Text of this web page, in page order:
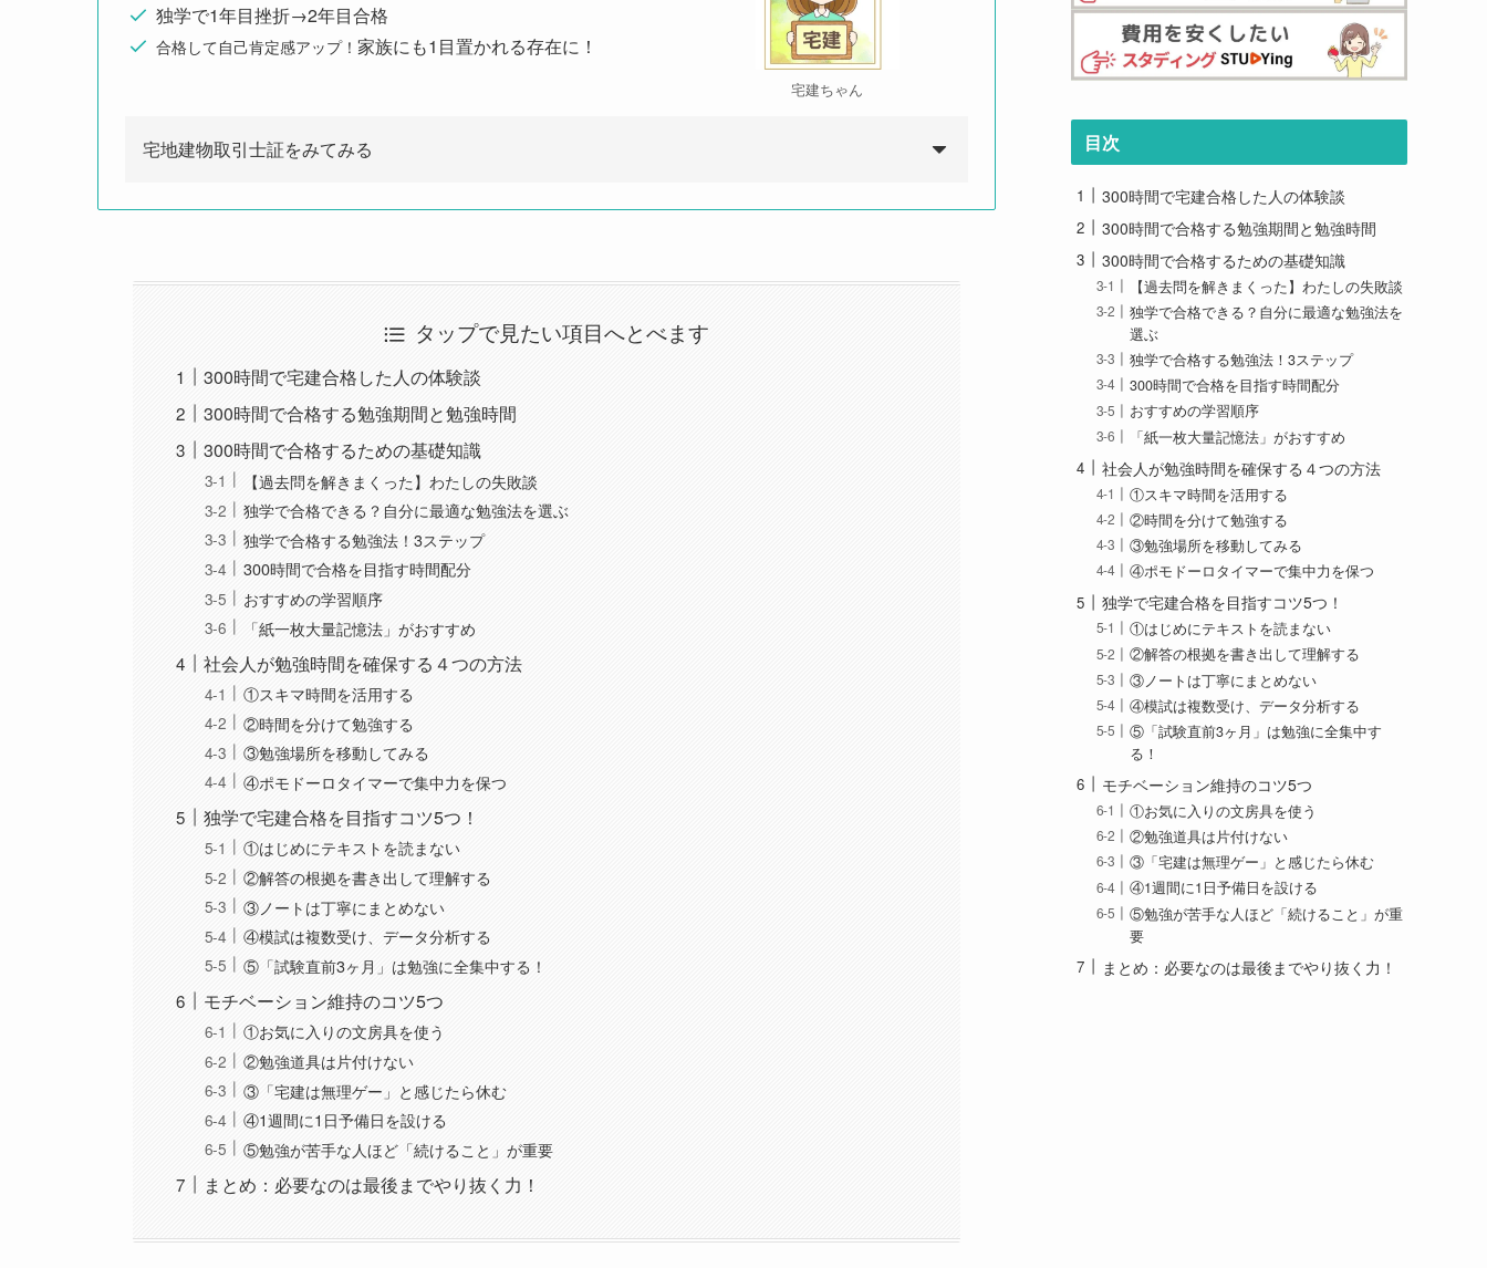
独学で1年目挫折→2年目合格
合格して自己肯定感アップ！ 家族にも1目置かれる存在に！
宅建ちゃん
宅地建物取引士証をみてみる
タップで見たい項目へとべます
300時間で宅建合格した人の体験談
300時間で合格する勉強期間と勉強時間
300時間で合格するための基礎知識
【過去問を解きまくった】わたしの失敗談
独学で合格できる？自分に最適な勉強法を選ぶ
独学で合格する勉強法！3ステップ
300時間で合格を目指す時間配分
おすすめの学習順序
「紙一枚大量記憶法」がおすすめ
社会人が勉強時間を確保する４つの方法
①スキマ時間を活用する
②時間を分けて勉強する
③勉強場所を移動してみる
④ポモドーロタイマーで集中力を保つ
独学で宅建合格を目指すコツ5つ！
①はじめにテキストを読まない
②解答の根拠を書き出して理解する
③ノートは丁寧にまとめない
④模試は複数受け、データ分析する
⑤「試験直前3ヶ月」は勉強に全集中する！
モチベーション維持のコツ5つ
①お気に入りの文房具を使う
②勉強道具は片付けない
③「宅建は無理ゲー」と感じたら休む
④1週間に1日予備日を設ける
⑤勉強が苦手な人ほど「続けること」が重要
まとめ：必要なのは最後までやり抜く力！
目次
300時間で宅建合格した人の体験談
300時間で合格する勉強期間と勉強時間
300時間で合格するための基礎知識
【過去問を解きまくった】わたしの失敗談
独学で合格できる？自分に最適な勉強法を
選ぶ
独学で合格する勉強法！3ステップ
300時間で合格を目指す時間配分
おすすめの学習順序
「紙一枚大量記憶法」がおすすめ
社会人が勉強時間を確保する４つの方法
①スキマ時間を活用する
②時間を分けて勉強する
③勉強場所を移動してみる
④ポモドーロタイマーで集中力を保つ
独学で宅建合格を目指すコツ5つ！
①はじめにテキストを読まない
②解答の根拠を書き出して理解する
③ノートは丁寧にまとめない
④模試は複数受け、データ分析する
⑤「試験直前3ヶ月」は勉強に全集中す
る！
モチベーション維持のコツ5つ
①お気に入りの文房具を使う
②勉強道具は片付けない
③「宅建は無理ゲー」と感じたら休む
④1週間に1日予備日を設ける
⑤勉強が苦手な人ほど「続けること」が重
要
まとめ：必要なのは最後までやり抜く力！